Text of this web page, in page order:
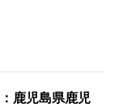
鹿児島県鹿児